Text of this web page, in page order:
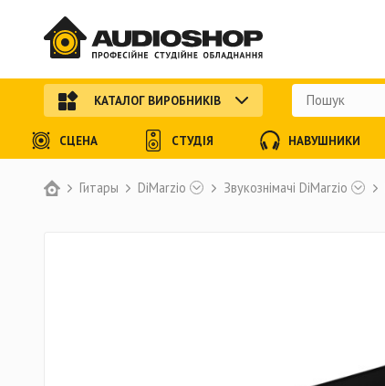
Гитары DiMarzio Звукознімачі DiMarzio
КАТАЛОГ ВИРОБНИКІВ
СЦЕНА СТУДІЯ НАВУШНИКИ